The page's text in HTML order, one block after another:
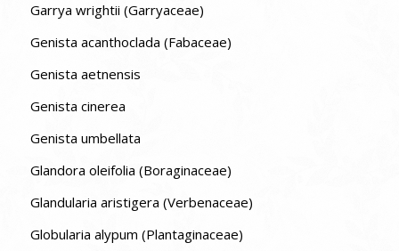
Garrya wrightii (Garryaceae)
Genista acanthoclada (Fabaceae)
Genista aetnensis
Genista cinerea
Genista umbellata
Glandora oleifolia (Boraginaceae)
Glandularia aristigera (Verbenaceae)
Globularia alypum (Plantaginaceae)